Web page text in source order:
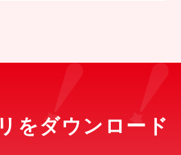
をダウンロード